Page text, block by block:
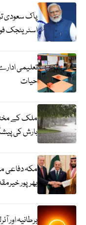
پاک سعودی
اسٹریٹجک
حیات
ملک کے
بارش کی
مکہ دفاعی
بھرپور